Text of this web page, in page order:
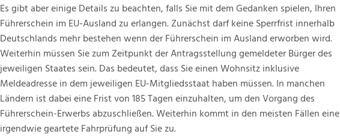
Es gibt aber einige Details zu beachten, falls Sie mit dem Gedanken spielen, Ihren
Führerschein im EU-Ausland zu erlangen. Zunächst darf keine Sperrfrist innerhalb
Deutschlands mehr bestehen wenn der Führerschein im Ausland erworben wird.
Weiterhin müssen Sie zum Zeitpunkt der Antragsstellung gemeldeter Bürger des
jeweiligen Staates sein. Das bedeutet, dass Sie einen Wohnsitz inklusive
Meldeadresse in dem jeweiligen EU-Mitgliedsstaat haben müssen. In manchen
Ländern ist dabei eine Frist von 185 Tagen einzuhalten, um den Vorgang des
Führerschein-Erwerbs abzuschließen. Weiterhin kommt in den meisten Fällen eine
irgendwie geartete Fahrprüfung auf Sie zu.